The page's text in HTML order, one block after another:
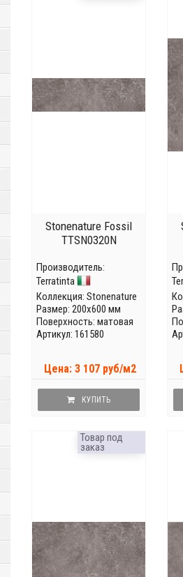
Stonenature Fossil
TTSN0320N
Производитель:
Terratinta
Коллекция: Stonenature
Размер: 200x600 мм
Поверхность: матовая
Артикул: 161580
Цена: 3 107 руб/м2
КУПИТЬ
Товар под
заказ